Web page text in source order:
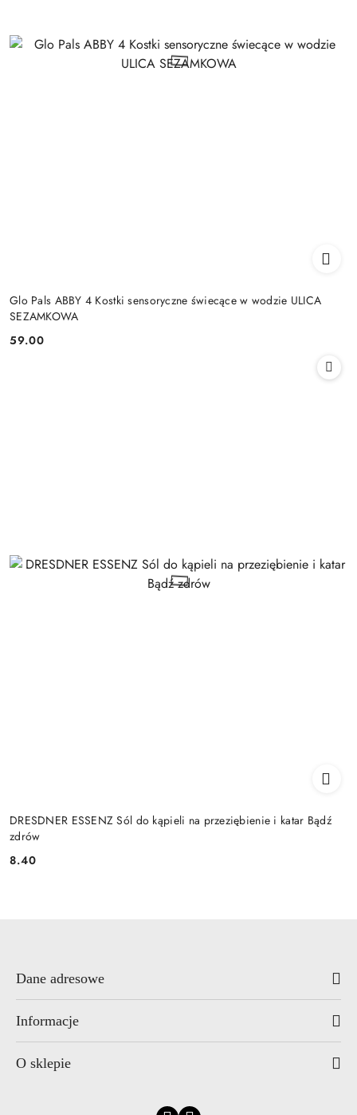
Glo Pals ABBY 4 Kostki sensoryczne świecące w wodzie ULICA
SEZAMKOWA
Cena:
59.00
DRESDNER ESSENZ Sól do kąpieli na przeziębienie i katar Bądź
zdrów
Cena:
8.40
Dane adresowe
Informacje
O sklepie